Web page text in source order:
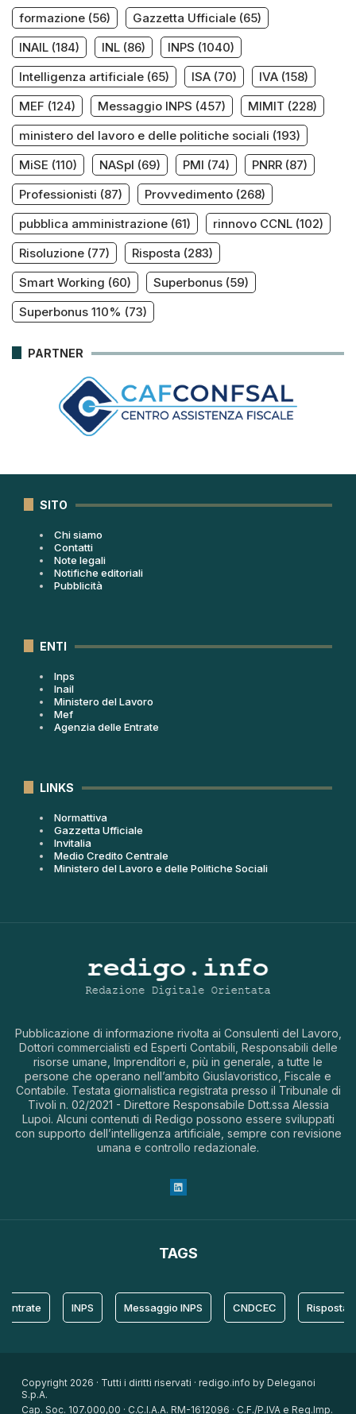
formazione (56) Gazzetta Ufficiale (65)
INAIL (184) INL (86) INPS (1040)
Intelligenza artificiale (65) ISA (70) IVA (158)
MEF (124) Messaggio INPS (457) MIMIT (228)
ministero del lavoro e delle politiche sociali (193)
MiSE (110) NASpI (69) PMI (74) PNRR (87)
Professionisti (87) Provvedimento (268)
pubblica amministrazione (61) rinnovo CCNL (102)
Risoluzione (77) Risposta (283)
Smart Working (60) Superbonus (59)
Superbonus 110% (73)
PARTNER
SITO
Chi siamo
Contatti
Note legali
Notifiche editoriali
Pubblicità
ENTI
Inps
Inail
Ministero del Lavoro
Mef
Agenzia delle Entrate
LINKS
Normattiva
Gazzetta Ufficiale
Invitalia
Medio Credito Centrale
Ministero del Lavoro e delle Politiche Sociali
Pubblicazione di informazione rivolta ai Consulenti del Lavoro,
Dottori commercialisti ed Esperti Contabili, Responsabili delle
risorse umane, Imprenditori e, più in generale, a tutte le
persone che operano nell’ambito Giuslavoristico, Fiscale e
Contabile. Testata giornalistica registrata presso il Tribunale di
Tivoli n. 02/2021 - Direttore Responsabile Dott.ssa Alessia
Lupoi. Alcuni contenuti di Redigo possono essere sviluppati
con supporto dell’intelligenza artificiale, sempre con revisione
umana e controllo redazionale.
TAGS
Messaggio INPS CNDCEC Risposta
Copyright 2026 · Tutti i diritti riservati · redigo.info by Deleganoi
S.p.A.
Cap. Soc. 107.000,00 · C.C.I.A.A. RM-1612096 · C.F./P.IVA e Reg.Imp.